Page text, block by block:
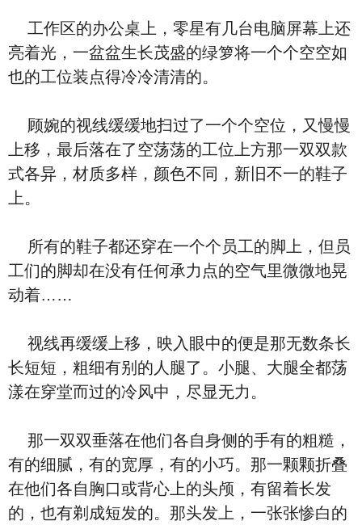
工作区的办公桌上，零星有几台电脑屏幕上还
亮着光，一盆盆生长茂盛的绿箩将一个个空空如
也的工位装点得冷冷清清的。
顾婉的视线缓缓地扫过了一个个空位，又慢慢
上移，最后落在了空荡荡的工位上方那一双双款
式各异，材质多样，颜色不同，新旧不一的鞋子
上。
所有的鞋子都还穿在一个个员工的脚上，但员
工们的脚却在没有任何承力点的空气里微微地晃
动着……
视线再缓缓上移，映入眼中的便是那无数条长
长短短，粗细有别的人腿了。小腿、大腿全都荡
漾在穿堂而过的冷风中，尽显无力。
那一双双垂落在他们各自身侧的手有的粗糙，
有的细腻，有的宽厚，有的小巧。那一颗颗折叠
在他们各自胸口或背心上的头颅，有留着长发
的，也有剃成短发的。那头发上，一张张惨白的